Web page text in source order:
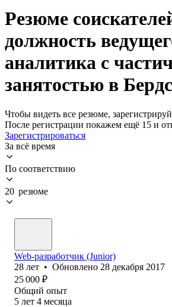
Резюме
должность
аналитика с
занятостью в
Чтобы видеть все резюме,
После регистрации покажем ещё 15 и
Зарегистрироваться
За всё время
По соответствию
20 резюме
Web-разработчик (Junior)
28 лет • Обновлено 28 декабря 2017
25 000 ₽
Общий опыт
5 лет 4 месяца